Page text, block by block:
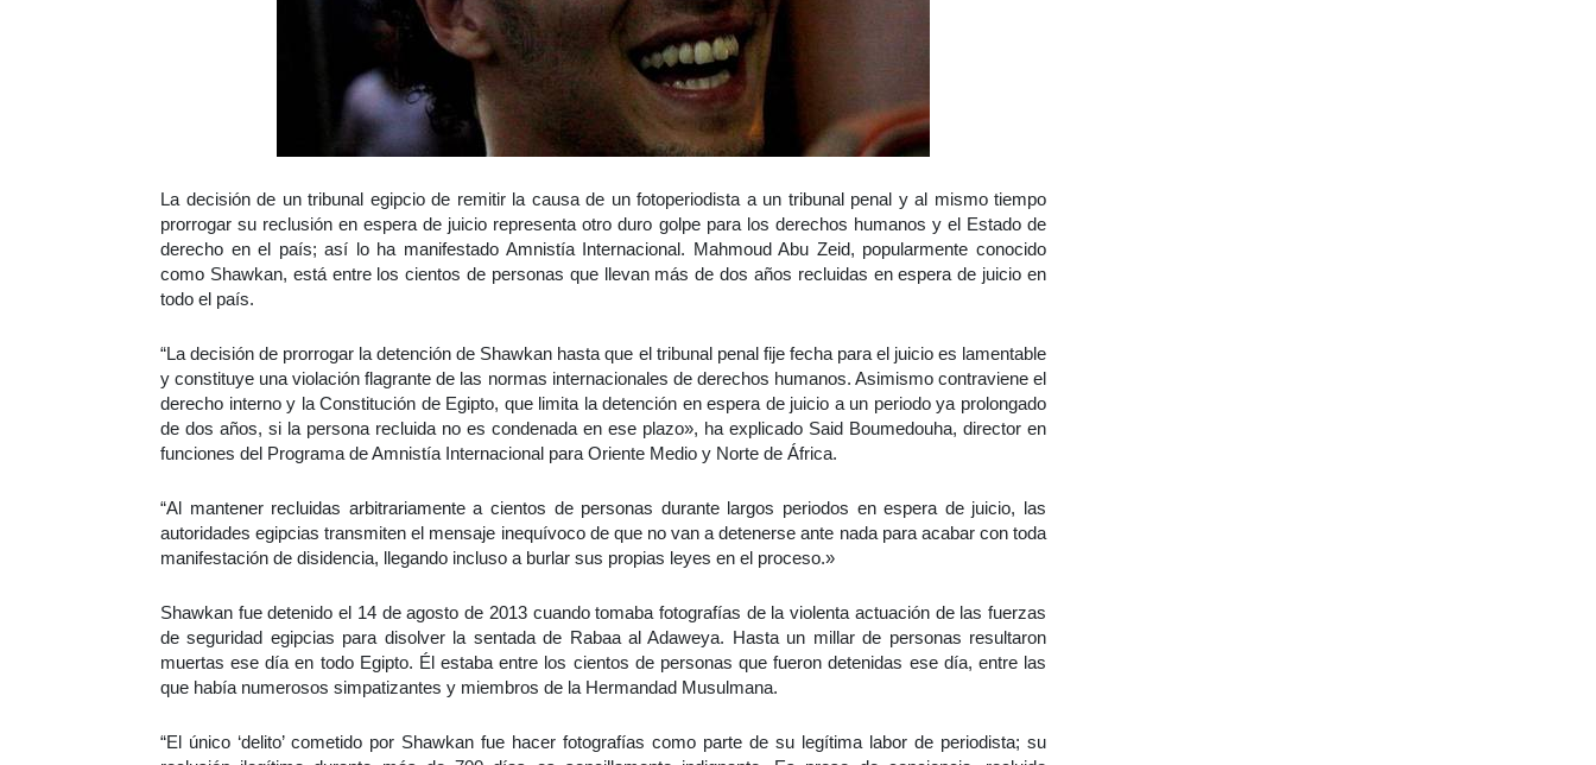
La decisión de un tribunal egipcio de remitir la causa de un fotoperiodista a un tribunal penal y al mismo tiempo
prorrogar su reclusión en espera de juicio representa otro duro golpe para los derechos humanos y el Estado de
derecho en el país; así lo ha manifestado Amnistía Internacional. Mahmoud Abu Zeid, popularmente conocido
como Shawkan, está entre los cientos de personas que llevan más de dos años recluidas en espera de juicio en
todo el país.
“La decisión de prorrogar la detención de Shawkan hasta que el tribunal penal fije fecha para el juicio es lamentable
y constituye una violación flagrante de las normas internacionales de derechos humanos. Asimismo contraviene el
derecho interno y la Constitución de Egipto, que limita la detención en espera de juicio a un periodo ya prolongado
de dos años, si la persona recluida no es condenada en ese plazo», ha explicado Said Boumedouha, director en
funciones del Programa de Amnistía Internacional para Oriente Medio y Norte de África.
“Al mantener recluidas arbitrariamente a cientos de personas durante largos periodos en espera de juicio, las
autoridades egipcias transmiten el mensaje inequívoco de que no van a detenerse ante nada para acabar con toda
manifestación de disidencia, llegando incluso a burlar sus propias leyes en el proceso.»
Shawkan fue detenido el 14 de agosto de 2013 cuando tomaba fotografías de la violenta actuación de las fuerzas
de seguridad egipcias para disolver la sentada de Rabaa al Adaweya. Hasta un millar de personas resultaron
muertas ese día en todo Egipto. Él estaba entre los cientos de personas que fueron detenidas ese día, entre las
que había numerosos simpatizantes y miembros de la Hermandad Musulmana.
“El único ‘delito’ cometido por Shawkan fue hacer fotografías como parte de su legítima labor de periodista; su